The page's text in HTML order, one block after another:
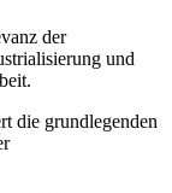
der
und
die grundlegenden